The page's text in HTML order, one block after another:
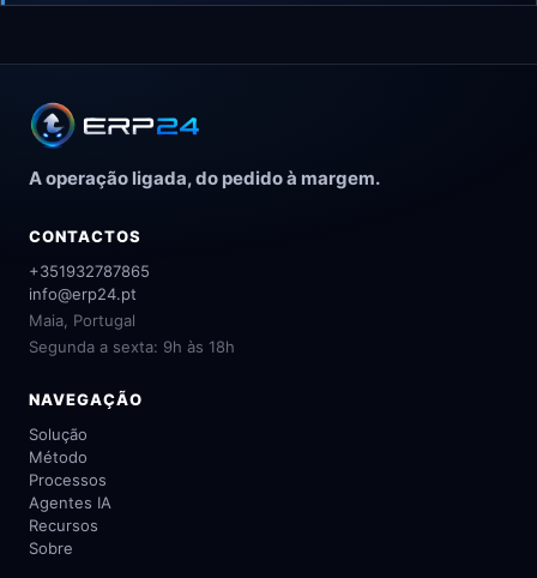
A operação ligada, do pedido à margem.
CONTACTOS
+351932787865
info@erp24.pt
Maia, Portugal
Segunda a sexta: 9h às 18h
NAVEGAÇÃO
Solução
Método
Processos
Agentes IA
Recursos
Sobre